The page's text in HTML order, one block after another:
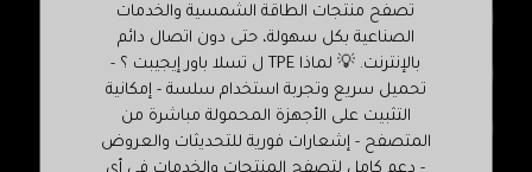
تصفح منتجات الطاقة الشمسية والخدمات
الصناعية بكل سهولة، حتى دون اتصال دائم
بالإنترنت. 💡 لماذا TPE ل تسلا باور إيجيبت ؟ -
تحميل سريع وتجربة استخدام سلسة - إمكانية
التثبيت على الأجهزة المحمولة مباشرة من
المتصفح - إشعارات فورية للتحديثات والعروض
- دعم كامل لتصفح المنتجات والخدمات في أي
هاتف : ٢٣٣٨٨٠٢٤١-(٢+)
موبايل : ٠١٠٣٣٣٣٩٠٠٢(٢+) – ٠١٠٦٢٢٢٢٨٨٩(٢+)
info@tesla-egypt.com